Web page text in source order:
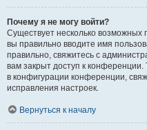
Почему я не могу войти?
Существует несколько возможных
вы правильно вводите имя
правильно, свяжитесь с
вам закрыт доступ к
в конфигурации конференции,
исправления настроек.
Вернуться к началу